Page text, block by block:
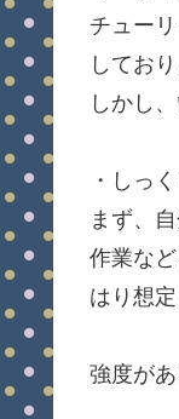
チュー
してお
しかし
・しっ
まず、
作業な
はり想
強度が